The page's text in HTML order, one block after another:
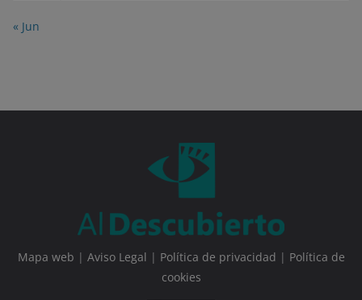
« Jun
Mapa web | Aviso Legal | Política de privacidad | Política de
cookies